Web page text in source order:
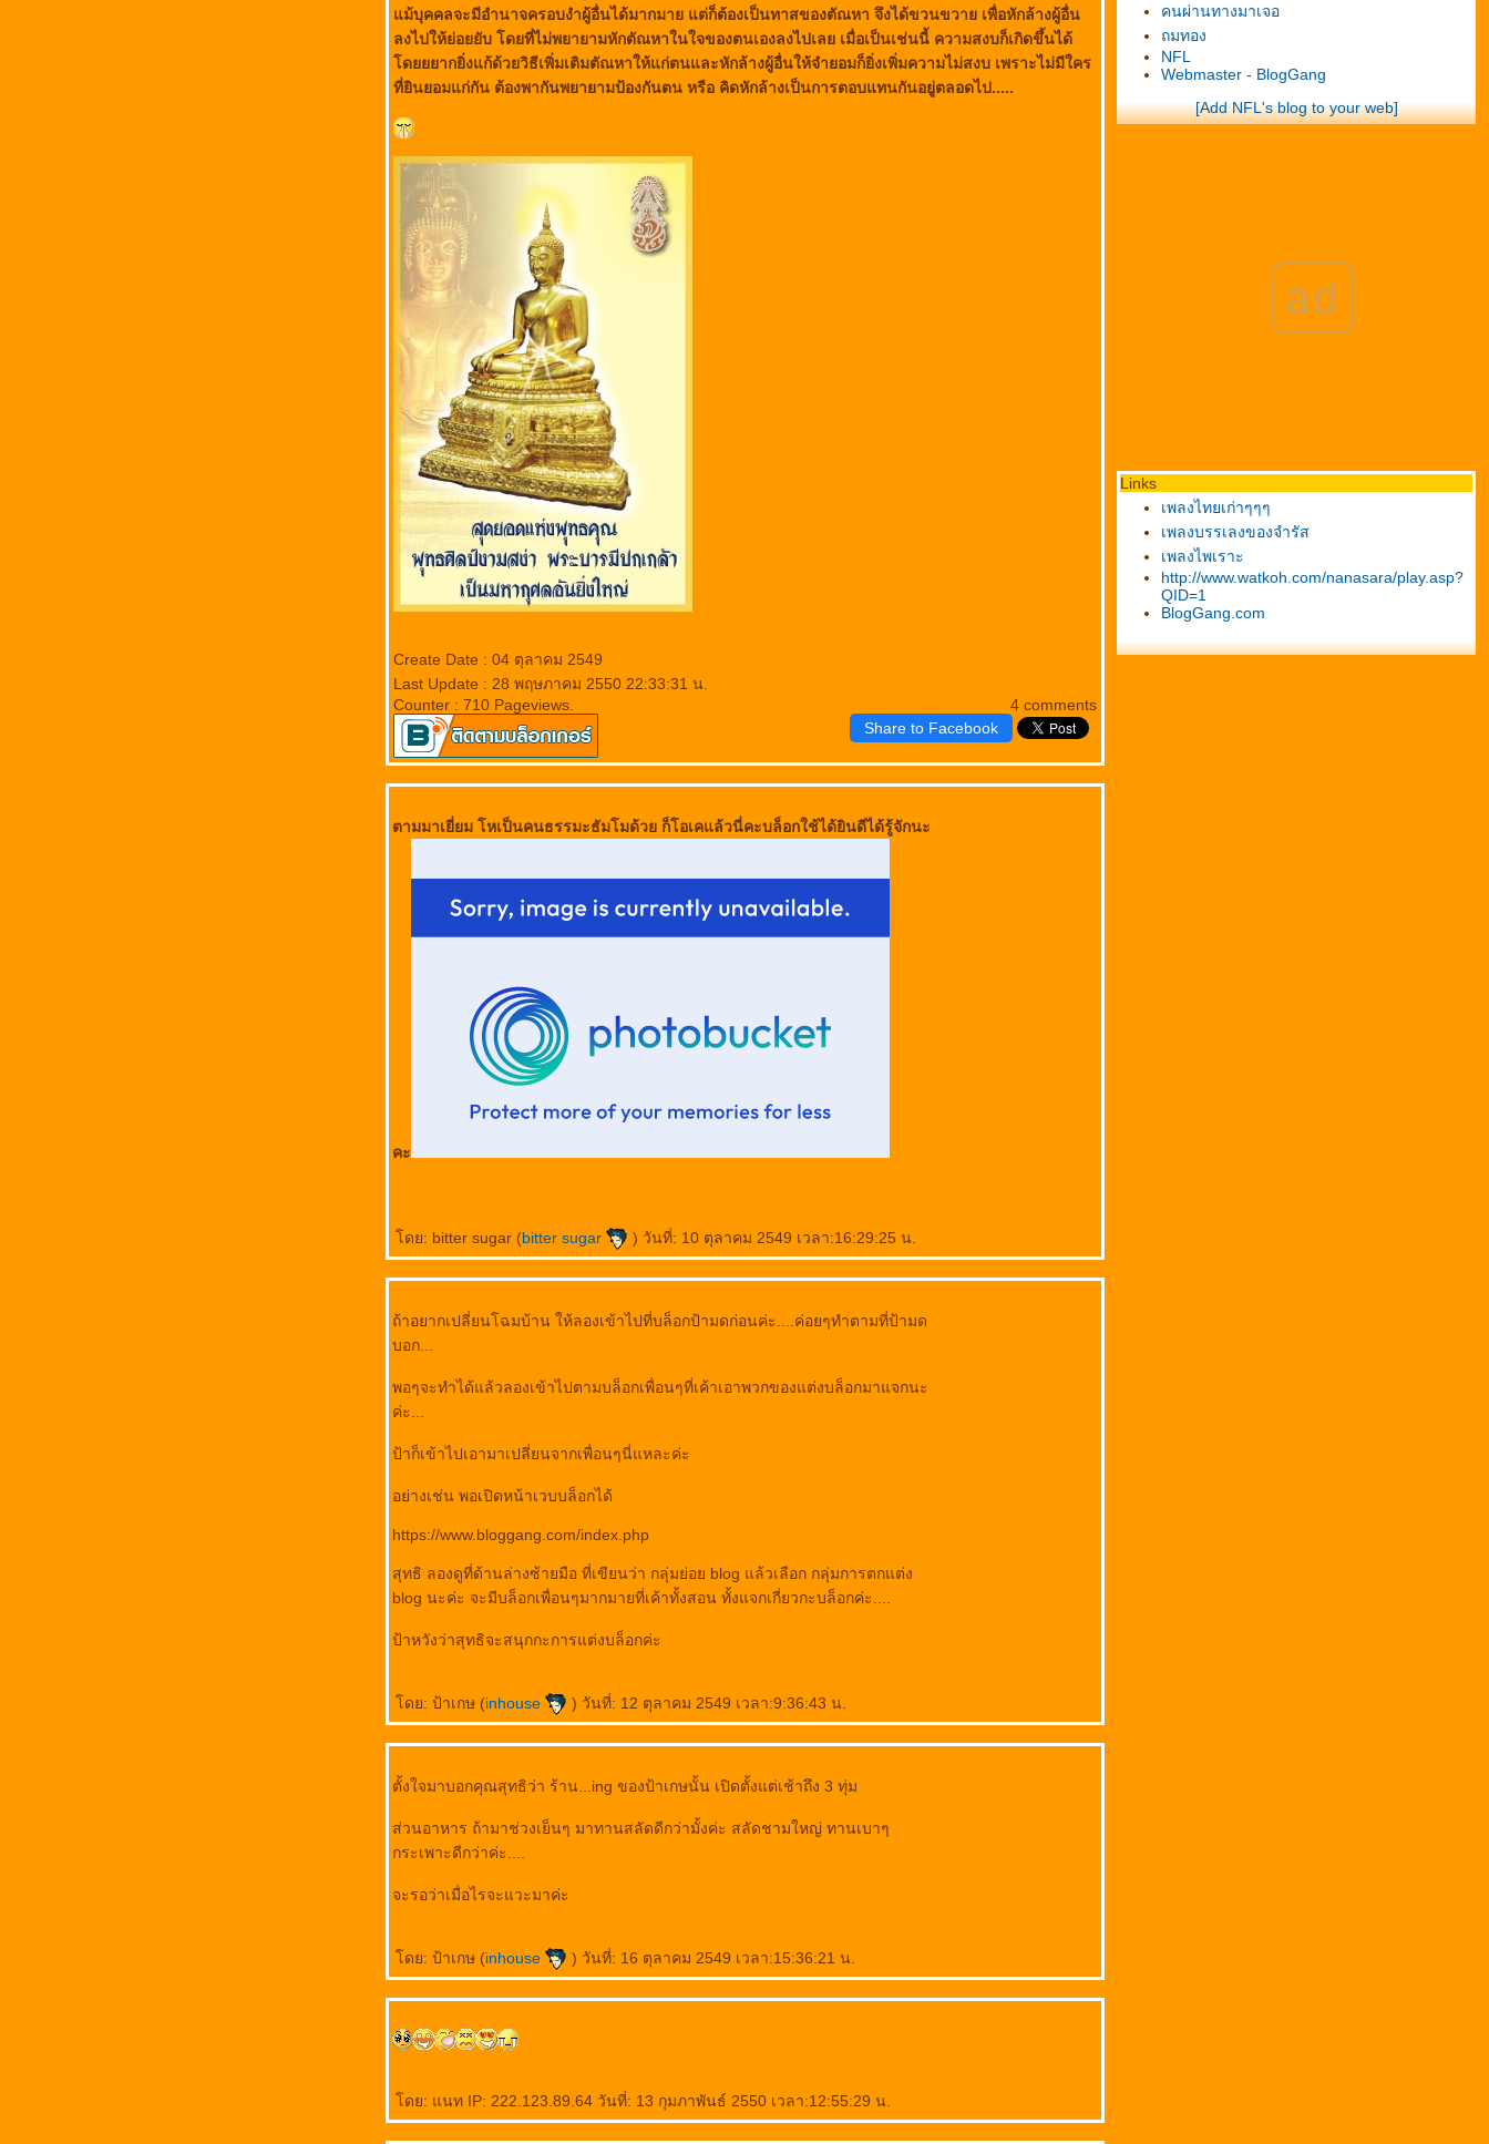
ม้บุคคลจะมีอำนาจครอบงำผู้อื่นได้มากมาย แต่ก็ต้องเป็นทาสของตัณหา จึงได้ขวนขวาย เพื่อหักล้างผู้อื่น
ลงไปให้ย่อยยับ โดยที่ไม่พยายามหักตัณหาในใจของตนเองลงไปเลย เมื่อเป็นเช่นนี้ ความสงบก็เกิดขึ้นได้
ดยยยากยิ่งแก้ด้วยวิธีเพิ่มเติมตัณหาให้แก่ตนและหักล้างผู้อื่นให้จำยอมก็ยิ่งเพิ่มความไม่สงบ เพราะไม่มีใคร
ที่ยินยอมแก่กัน ต้องพากันพยายามป้องกันตน หรือ คิดหักล้างเป็นการตอบแทนกันอยู่ตลอดไป.....
Create Date : 04 ตุลาคม 2549
Last Update : 28 พฤษภาคม 2550 22:33:31 น.
4 comments
Counter : 710 Pageviews.
Share to Facebook
ตามมาเยี่ยม โหเป็นคนธรรมะธัมโมด้วย ก็โอเคแล้วนี่คะบล็อกใช้ได้ยินดีได้รู้จักนะ
คะ
ดย: bitter sugar (bitter sugar ) วันที่: 10 ตุลาคม 2549 เวลา:16:29:25 น.
ถ้าอยากเปลี่ยนโฉมบ้าน ให้ลองเข้าไปที่บล็อกป้ามดก่อนค่ะ....ค่อยๆทำตามที่ป้ามด
บอก...
พอๆจะทำได้แล้วลองเข้าไปตามบล็อกเพื่อนๆที่เค้าเอาพวกของแต่งบล็อกมาแจกนะ
ค่ะ...
ป้าก็เข้าไปเอามาเปลี่ยนจากเพื่อนๆนี่แหละค่ะ
อย่างเช่น พอเปิดหน้าเวบบล็อกได้
https://www.bloggang.com/index.php
สุทธิ ลองดูที่ด้านล่างซ้ายมือ ที่เขียนว่า กลุ่มย่อย blog แล้วเลือก กลุ่มการตกแต่ง
blog นะค่ะ จะมีบล็อกเพื่อนๆมากมายที่เค้าทั้งสอน ทั้งแจกเกี่ยวกะบล็อกค่ะ....
ป้าหวังว่าสุทธิจะสนุกกะการแต่งบล็อกค่ะ
ดย: ป้าเกษ (inhouse ) วันที่: 12 ตุลาคม 2549 เวลา:9:36:43 น.
ตั้งใจมาบอกคุณสุทธิว่า ร้าน...ing ของป้าเกษนั้น เปิดตั้งแต่เช้าถึง 3 ทุ่ม
ส่วนอาหาร ถ้ามาช่วงเย็นๆ มาทานสลัดดีกว่ามั้งค่ะ สลัดชามใหญ่ ทานเบาๆ
กระเพาะดีกว่าค่ะ....
จะรอว่าเมื่อไรจะแวะมาค่ะ
ดย: ป้าเกษ (inhouse ) วันที่: 16 ตุลาคม 2549 เวลา:15:36:21 น.
ดย: แนท IP: 222.123.89.64 วันที่: 13 กุมภาพันธ์ 2550 เวลา:12:55:29 น.
คนผ่านทางมาเจอ
ถมทอง
NFL
Webmaster - BlogGang
[Add NFL's blog to your web]
ad
Links
เพลงไทยเก่าๆๆๆ
เพลงบรรเลงของจำรัส
เพลงไพเราะ
http://www.watkoh.com/nanasara/play.asp?
QID=1
BlogGang.com